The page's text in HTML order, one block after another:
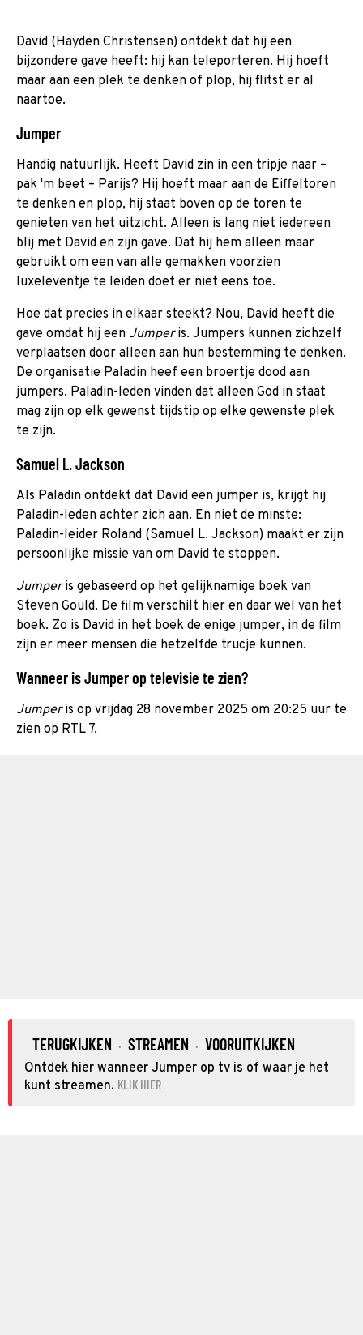
David (Hayden Christensen) ontdekt dat hij een
bijzondere gave heeft: hij kan teleporteren. Hij hoeft
maar aan een plek te denken of plop, hij flitst er al
naartoe.
Jumper
Handig natuurlijk. Heeft David zin in een tripje naar –
pak 'm beet – Parijs? Hij hoeft maar aan de Eiffeltoren
te denken en plop, hij staat boven op de toren te
genieten van het uitzicht. Alleen is lang niet iedereen
blij met David en zijn gave. Dat hij hem alleen maar
gebruikt om een van alle gemakken voorzien
luxeleventje te leiden doet er niet eens toe.
Hoe dat precies in elkaar steekt? Nou, David heeft die
gave omdat hij een Jumper is. Jumpers kunnen zichzelf
verplaatsen door alleen aan hun bestemming te denken.
De organisatie Paladin heef een broertje dood aan
jumpers. Paladin-leden vinden dat alleen God in staat
mag zijn op elk gewenst tijdstip op elke gewenste plek
te zijn.
Samuel L. Jackson
Als Paladin ontdekt dat David een jumper is, krijgt hij
Paladin-leden achter zich aan. En niet de minste:
Paladin-leider Roland (Samuel L. Jackson) maakt er zijn
persoonlijke missie van om David te stoppen.
Jumperis gebaseerd op het gelijknamige boek van
Steven Gould. De film verschilt hier en daar wel van het
boek. Zo is David in het boek de enige jumper, in de film
zijn er meer mensen die hetzelfde trucje kunnen.
Wanneer is Jumper op televisie te zien?
Jumperis op vrijdag 28 november 2025 om 20:25 uur te
zien op RTL 7.
TERUGKIJKEN · STREAMEN · VOORUITKIJKEN
Ontdek hier wanneer Jumper op tv is of waar je het
kunt streamen. KLIK HIER